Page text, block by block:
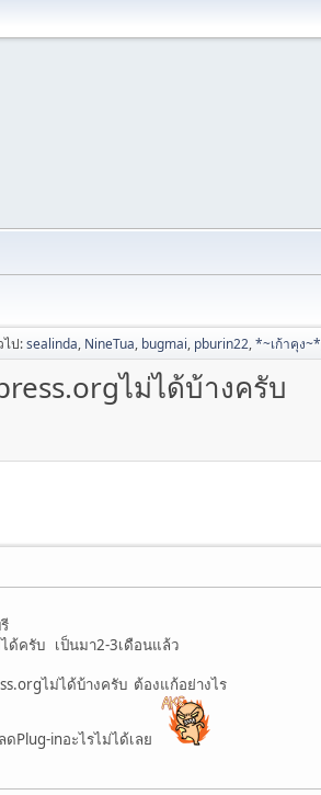
ไป:sealinda, NineTua, bugmai, pburin22,*~เก้าคุง~*
ไม่ได้บ้างครับ
ด้ครับ เป็นมา2-3เดือนแล้ว
ไม่ได้บ้างครับ ต้องแก้อย่างไร
ดPlug-inอะไรไม่ได้เลย